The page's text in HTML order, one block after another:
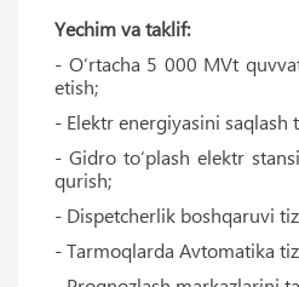
Yechim va taklif:
- O‘rtacha 5 000 MVt
etish;
- Elektr energiyasini saqlash
- Gidro to‘plash elektr
qurish;
- Dispetcherlik boshqaruvi
- Tarmoqlarda Avtomatika